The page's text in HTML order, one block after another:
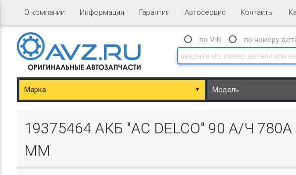
О компании Информация Гарантия Автосервис Контакты
по VIN
по номеру
▼
19375464 АКБ "AC DELCO" 90 А/Ч
ММ